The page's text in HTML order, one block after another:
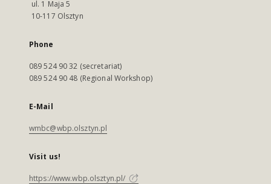
ul. 1 Maja 5
10-117 Olsztyn
Phone
089 524 90 32 (secretariat)
089 524 90 48 (Regional Workshop)
E-Mail
wmbc@wbp.olsztyn.pl
Visit us!
https://www.wbp.olsztyn.pl/